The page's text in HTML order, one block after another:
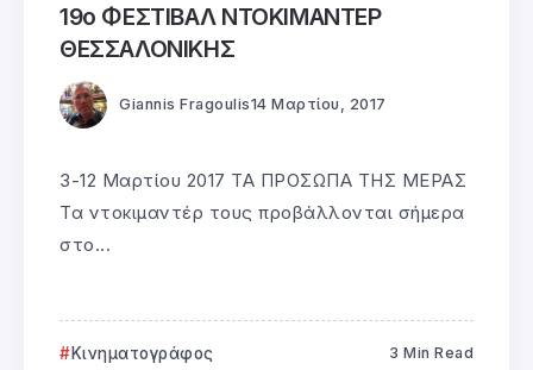
19ο ΦΕΣΤΙΒΑΛ ΝΤΟΚΙΜΑΝΤΕΡ
ΘΕΣΣΑΛΟΝΙΚΗΣ
Giannis Fragoulis14 Μαρτίου, 2017
3-12 Μαρτίου 2017 ΤΑ ΠΡΟΣΩΠΑ ΤΗΣ ΜΕΡΑΣ
Τα ντοκιμαντέρ τους προβάλλονται σήμερα
στο...
Κινηματογράφος 3 Min Read